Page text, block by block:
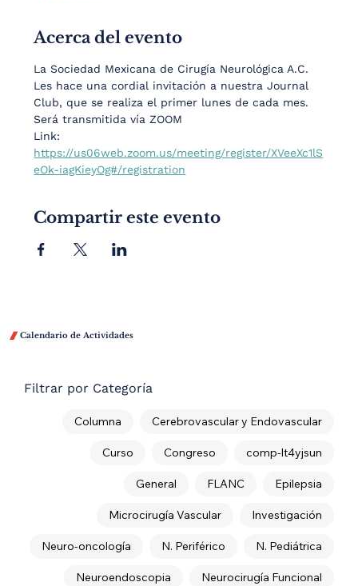
Filtrar por Categoría
Cerebrovascular y Endovascular
Columna
comp-lt4yjsun
Congreso
Curso
Epilepsia
FLANC
General
Investigación
Microcirugía Vascular
N. Pediátrica
N. Periférico
Neuro-oncología
Neurocirugía Funcional
Neuroendoscopia
 Calendario de Actividades
Acerca del evento
La Sociedad Mexicana de Cirugía Neurológica A.C.
Les hace una cordial invitación a nuestra Journal
Club, que se realiza el primer lunes de cada mes.
Será transmitida vía ZOOM
Link:
https://us06web.zoom.us/meeting/register/XVeeXc1lS
eOk-iagKieyOg#/registration
Compartir este evento